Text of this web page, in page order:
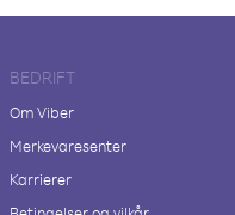
BEDRIFT
Om Viber
Merkevaresenter
Karrierer